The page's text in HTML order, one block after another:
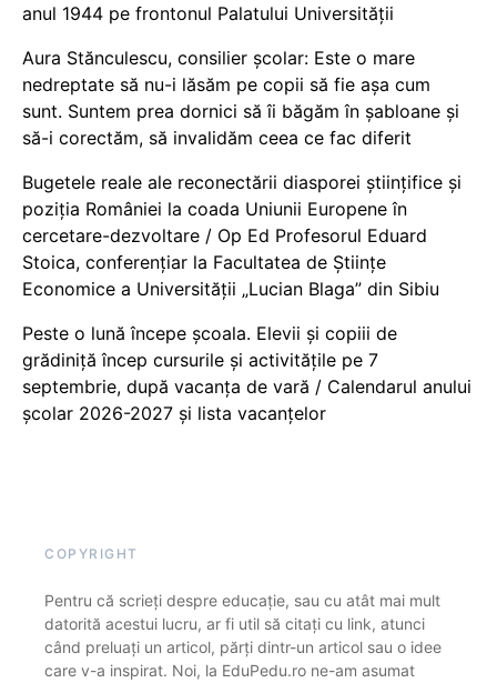
anul 1944 pe frontonul Palatului Universității
Aura Stănculescu, consilier școlar: Este o mare
nedreptate să nu-i lăsăm pe copii să fie așa cum
sunt. Suntem prea dornici să îi băgăm în șabloane și
să-i corectăm, să invalidăm ceea ce fac diferit
Bugetele reale ale reconectării diasporei științifice și
poziția României la coada Uniunii Europene în
cercetare-dezvoltare / Op Ed Profesorul Eduard
Stoica, conferențiar la Facultatea de Științe
Economice a Universității „Lucian Blaga” din Sibiu
Peste o lună începe școala. Elevii și copiii de
grădiniță încep cursurile și activitățile pe 7
septembrie, după vacanța de vară / Calendarul anului
școlar 2026-2027 și lista vacanțelor
COPYRIGHT
Pentru că scrieți despre educație, sau cu atât mai mult
datorită acestui lucru, ar fi util să citați cu link, atunci
când preluați un articol, părți dintr-un articol sau o idee
care v-a inspirat. Noi, la EduPedu.ro ne-am asumat